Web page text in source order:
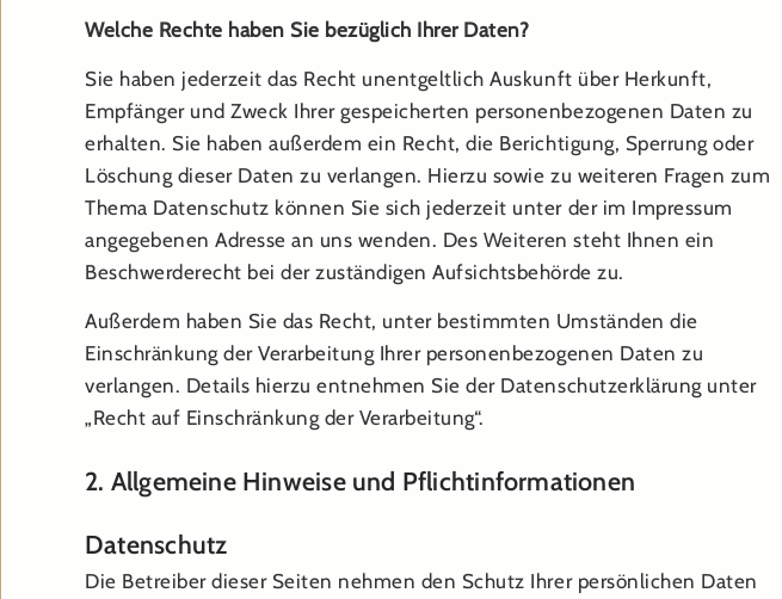
Welche Rechte haben Sie bezüglich Ihrer Daten?
Sie haben jederzeit das Recht unentgeltlich Auskunft über Herkunft,
Empfänger und Zweck Ihrer gespeicherten personenbezogenen Daten zu
erhalten. Sie haben außerdem ein Recht, die Berichtigung, Sperrung oder
Löschung dieser Daten zu verlangen. Hierzu sowie zu weiteren Fragen zum
Thema Datenschutz können Sie sich jederzeit unter der im Impressum
angegebenen Adresse an uns wenden. Des Weiteren steht Ihnen ein
Beschwerderecht bei der zuständigen Aufsichtsbehörde zu.
Außerdem haben Sie das Recht, unter bestimmten Umständen die
Einschränkung der Verarbeitung Ihrer personenbezogenen Daten zu
verlangen. Details hierzu entnehmen Sie der Datenschutzerklärung unter
„Recht auf Einschränkung der Verarbeitung“.
2. Allgemeine Hinweise und Pflichtinformationen
Datenschutz
Die Betreiber dieser Seiten nehmen den Schutz Ihrer persönlichen Daten